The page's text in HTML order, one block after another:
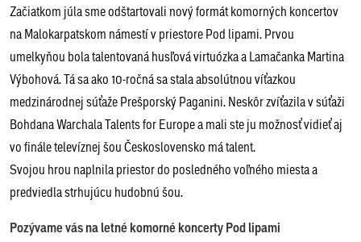
Začiatkom júla sme odštartovali nový formát komorných koncertov
na Malokarpatskom námestí v priestore Pod lipami. Prvou
umelkyňou bola talentovaná husľová virtuózka a Lamačanka Martina
Výbohová. Tá sa ako 10-ročná sa stala absolútnou víťazkou
medzinárodnej súťaže Prešporský Paganini. Neskôr zvíťazila v súťaži
Bohdana Warchala Talents for Europe a mali ste ju možnosť vidieť aj
vo finále televíznej šou Československo má talent.
Svojou hrou naplnila priestor do posledného voľného miesta a
predviedla strhujúcu hudobnú šou.
Pozývame vás na letné komorné koncerty Pod lipami